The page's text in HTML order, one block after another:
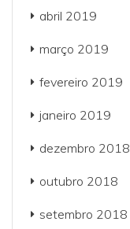
abril 2019
março 2019
fevereiro 2019
janeiro 2019
dezembro 2018
outubro 2018
setembro 2018